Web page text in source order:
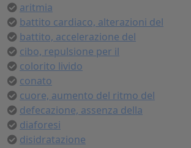
aritmia
battito cardiaco, alterazioni del
battito, accelerazione del
cibo, repulsione per il
colorito livido
conato
cuore, aumento del ritmo del
defecazione, assenza della
diaforesi
disidratazione